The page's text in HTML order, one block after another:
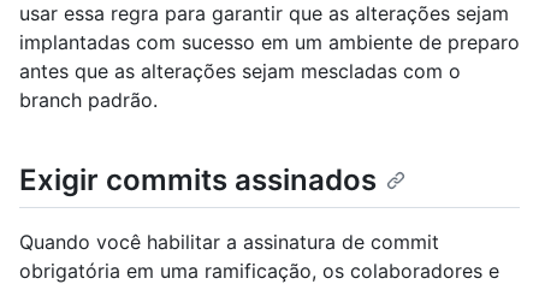
usar essa regra para garantir que as alterações sejam
implantadas com sucesso em um ambiente de preparo
antes que as alterações sejam mescladas com o
branch padrão.
Exigir commits assinados
Quando você habilitar a assinatura de commit
obrigatória em uma ramificação, os colaboradores e